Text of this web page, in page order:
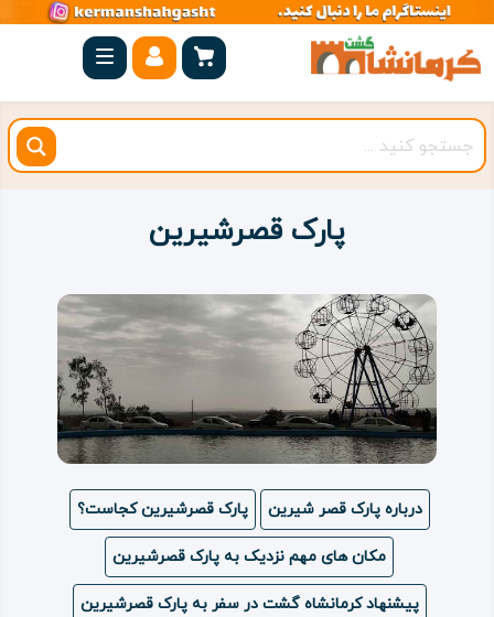
صفحه
اصلی
کرمانشاه
شهرستان
روستاهای
اقامتگاه
پارک قصرشیرین
درباره پارک قصر شیرین پارک قصرشیرین کجاست؟
مکان های مهم نزدیک به پارک قصرشیرین
پیشنهاد کرمانشاه گشت در سفر به پارک قصرشیرین